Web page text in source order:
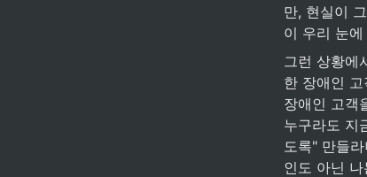
만, 현실이
이 우리 눈
그런 상황에
한 장애인
장애인 고객
누구라도 지
도록" 만들
인도 아닌